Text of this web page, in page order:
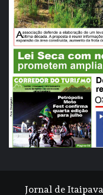
Jornal de Itaipava